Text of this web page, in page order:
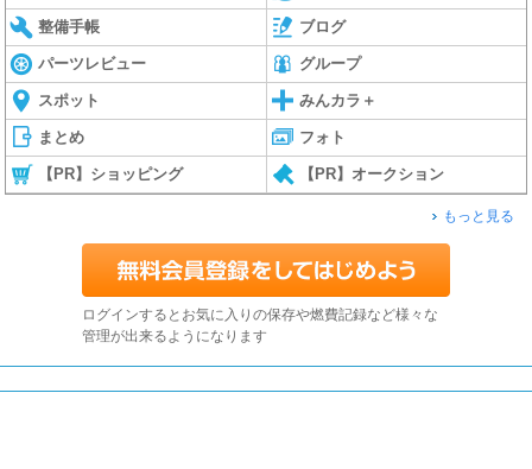
整備手帳 ブログ
パーツレビュー グループ
スポット みんカラ＋
まとめ フォト
【PR】ショッピング 【PR】オークション
もっと見る
ログインするとお気に入りの保存や燃費記録など様々な
管理が出来るようになります